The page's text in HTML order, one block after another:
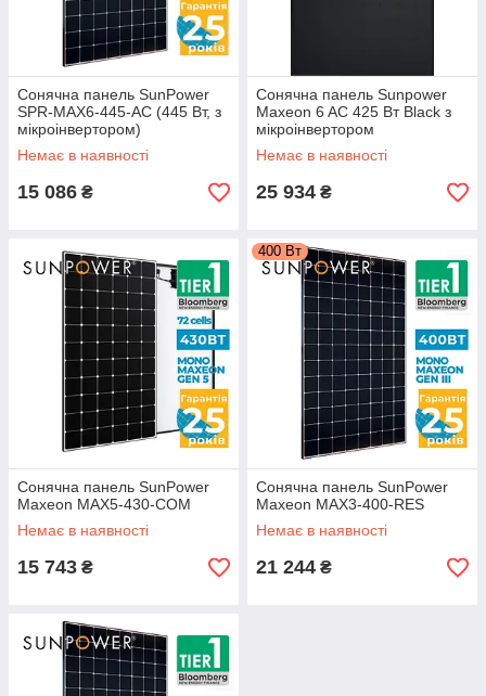
Сонячна панель SunPower
SPR-MAX6-445-AC (445 Вт, з
мікроінвертором)
Немає в наявності
15 086 ₴
Сонячна панель Sunpower
Maxeon 6 AC 425 Вт Black з
мікроінвертором
Немає в наявності
25 934 ₴
Сонячна панель SunPower
Maxeon MAX5-430-COM
Немає в наявності
15 743 ₴
400 Вт
Сонячна панель SunPower
Maxeon MAX3-400-RES
Немає в наявності
21 244 ₴